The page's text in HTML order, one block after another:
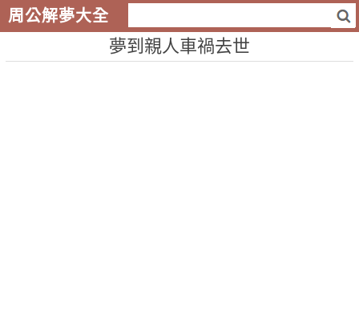
周公解夢大全
夢到親人車禍去世